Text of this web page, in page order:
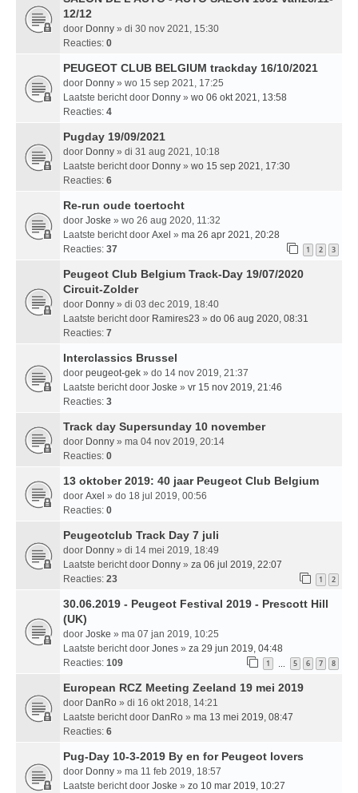
12/12
door Donny » di 30 nov 2021, 15:30
Reacties: 0
PEUGEOT CLUB BELGIUM trackday 16/10/2021
door Donny » wo 15 sep 2021, 17:25
Laatste bericht door Donny » wo 06 okt 2021, 13:58
Reacties: 4
Pugday 19/09/2021
door Donny » di 31 aug 2021, 10:18
Laatste bericht door Donny » wo 15 sep 2021, 17:30
Reacties: 6
Re-run oude toertocht
door Joske » wo 26 aug 2020, 11:32
Laatste bericht door Axel » ma 26 apr 2021, 20:28
Reacties: 37 1 2 3
Peugeot Club Belgium Track-Day 19/07/2020
Circuit-Zolder
door Donny » di 03 dec 2019, 18:40
Laatste bericht door Ramires23 » do 06 aug 2020, 08:31
Reacties: 7
Interclassics Brussel
door peugeot-gek » do 14 nov 2019, 21:37
Laatste bericht door Joske » vr 15 nov 2019, 21:46
Reacties: 3
Track day Supersunday 10 november
door Donny » ma 04 nov 2019, 20:14
Reacties: 0
13 oktober 2019: 40 jaar Peugeot Club Belgium
door Axel » do 18 jul 2019, 00:56
Reacties: 0
Peugeotclub Track Day 7 juli
door Donny » di 14 mei 2019, 18:49
Laatste bericht door Donny » za 06 jul 2019, 22:07
Reacties: 23 1 2
30.06.2019 - Peugeot Festival 2019 - Prescott Hill
(UK)
door Joske » ma 07 jan 2019, 10:25
Laatste bericht door Jones » za 29 jun 2019, 04:48
Reacties: 109 1 … 5 6 7 8
European RCZ Meeting Zeeland 19 mei 2019
door DanRo » di 16 okt 2018, 14:21
Laatste bericht door DanRo » ma 13 mei 2019, 08:47
Reacties: 6
Pug-Day 10-3-2019 By en for Peugeot lovers
door Donny » ma 11 feb 2019, 18:57
Laatste bericht door Joske » zo 10 mar 2019, 10:27